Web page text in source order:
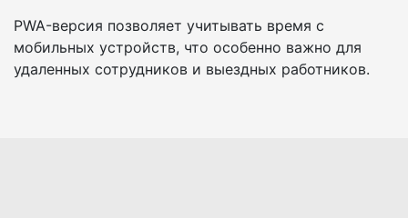
PWA-версия позволяет учитывать время с
мобильных устройств, что особенно важно для
удаленных сотрудников и выездных работников.